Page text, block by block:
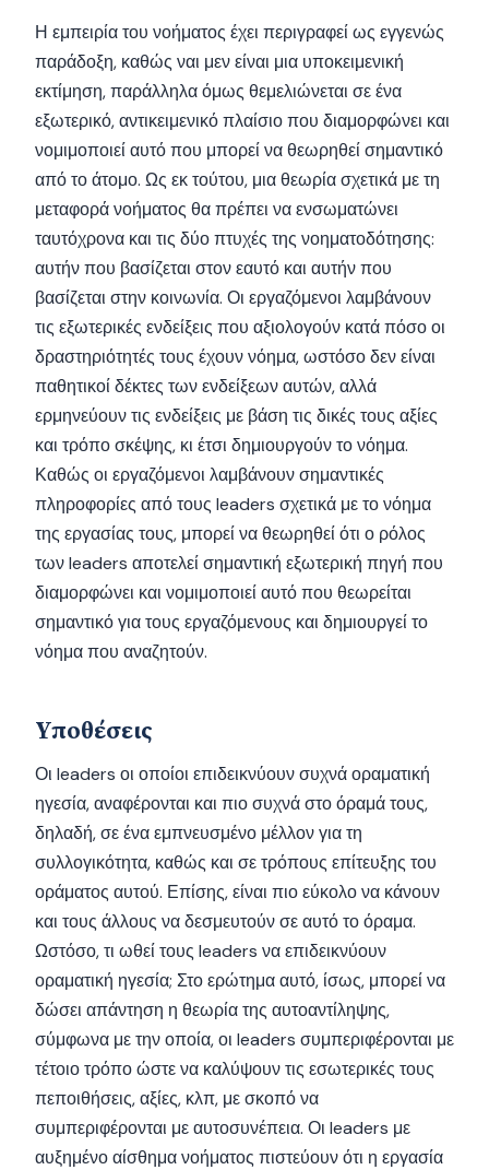
Η εμπειρία του νοήματος έχει περιγραφεί ως εγγενώς
παράδοξη, καθώς ναι μεν είναι μια υποκειμενική
εκτίμηση, παράλληλα όμως θεμελιώνεται σε ένα
εξωτερικό, αντικειμενικό πλαίσιο που διαμορφώνει και
νομιμοποιεί αυτό που μπορεί να θεωρηθεί σημαντικό
από το άτομο. Ως εκ τούτου, μια θεωρία σχετικά με τη
μεταφορά νοήματος θα πρέπει να ενσωματώνει
ταυτόχρονα και τις δύο πτυχές της νοηματοδότησης:
αυτήν που βασίζεται στον εαυτό και αυτήν που
βασίζεται στην κοινωνία. Οι εργαζόμενοι λαμβάνουν
τις εξωτερικές ενδείξεις που αξιολογούν κατά πόσο οι
δραστηριότητές τους έχουν νόημα, ωστόσο δεν είναι
παθητικοί δέκτες των ενδείξεων αυτών, αλλά
ερμηνεύουν τις ενδείξεις με βάση τις δικές τους αξίες
και τρόπο σκέψης, κι έτσι δημιουργούν το νόημα.
Καθώς οι εργαζόμενοι λαμβάνουν σημαντικές
πληροφορίες από τους leaders σχετικά με το νόημα
της εργασίας τους, μπορεί να θεωρηθεί ότι ο ρόλος
των leaders αποτελεί σημαντική εξωτερική πηγή που
διαμορφώνει και νομιμοποιεί αυτό που θεωρείται
σημαντικό για τους εργαζόμενους και δημιουργεί το
νόημα που αναζητούν.
Υποθέσεις
Οι leaders οι οποίοι επιδεικνύουν συχνά οραματική
ηγεσία, αναφέρονται και πιο συχνά στο όραμά τους,
δηλαδή, σε ένα εμπνευσμένο μέλλον για τη
συλλογικότητα, καθώς και σε τρόπους επίτευξης του
οράματος αυτού. Επίσης, είναι πιο εύκολο να κάνουν
και τους άλλους να δεσμευτούν σε αυτό το όραμα.
Ωστόσο, τι ωθεί τους leaders να επιδεικνύουν
οραματική ηγεσία; Στο ερώτημα αυτό, ίσως, μπορεί να
δώσει απάντηση η θεωρία της αυτοαντίληψης,
σύμφωνα με την οποία, οι leaders συμπεριφέρονται με
τέτοιο τρόπο ώστε να καλύψουν τις εσωτερικές τους
πεποιθήσεις, αξίες, κλπ, με σκοπό να
συμπεριφέρονται με αυτοσυνέπεια. Οι leaders με
αυξημένο αίσθημα νοήματος πιστεύουν ότι η εργασία